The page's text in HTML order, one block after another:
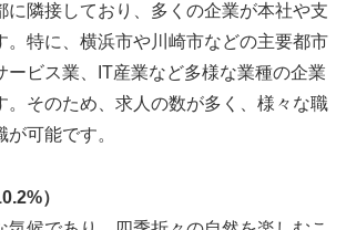
に隣接しており、多くの企業が本社や支
。特に、横浜市や川崎市などの主要都市
ービス業、IT産業など多様な業種の企業
。そのため、求人の数が多く、様々な職
可能です。
）